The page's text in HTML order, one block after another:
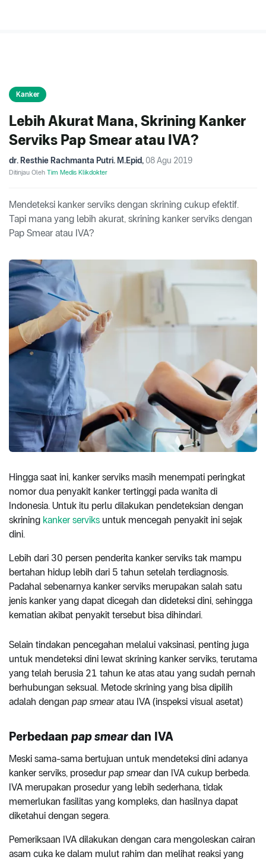
Kanker
Lebih Akurat Mana, Skrining Kanker
Serviks Pap Smear atau IVA?
dr. Resthie Rachmanta Putri. M.Epid, 08 Agu 2019
Ditinjau Oleh Tim Medis Klikdokter
Mendeteksi kanker serviks dengan skrining cukup efektif.
Tapi mana yang lebih akurat, skrining kanker serviks dengan
Pap Smear atau IVA?
Hingga saat ini, kanker serviks masih menempati peringkat
nomor dua penyakit kanker tertinggi pada wanita di
Indonesia. Untuk itu perlu dilakukan pendeteksian dengan
skrining kanker serviks untuk mencegah penyakit ini sejak
dini.
Lebih dari 30 persen penderita kanker serviks tak mampu
bertahan hidup lebih dari 5 tahun setelah terdiagnosis.
Padahal sebenarnya kanker serviks merupakan salah satu
jenis kanker yang dapat dicegah dan dideteksi dini, sehingga
kematian akibat penyakit tersebut bisa dihindari.
Selain tindakan pencegahan melalui vaksinasi, penting juga
untuk mendeteksi dini lewat skrining kanker serviks, terutama
yang telah berusia 21 tahun ke atas atau yang sudah pernah
berhubungan seksual. Metode skrining yang bisa dipilih
adalah dengan pap smearatau IVA (inspeksi visual asetat)
Perbedaan pap smeardan IVA
Meski sama-sama bertujuan untuk mendeteksi dini adanya
kanker serviks, prosedur pap smeardan IVA cukup berbeda.
IVA merupakan prosedur yang lebih sederhana, tidak
memerlukan fasilitas yang kompleks, dan hasilnya dapat
diketahui dengan segera.
Pemeriksaan IVA dilakukan dengan cara mengoleskan cairan
asam cuka ke dalam mulut rahim dan melihat reaksi yang